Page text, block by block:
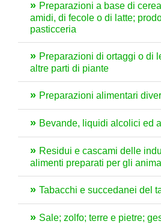
Preparazioni a base di
amidi, di fecole o di latte;
pasticceria
Preparazioni di ortaggi o di
altre parti di piante
Preparazioni alimentari
Bevande, liquidi alcolici ed
Residui e cascami delle
alimenti preparati per gli
Tabacchi e succedanei del
Sale; zolfo; terre e pietre;